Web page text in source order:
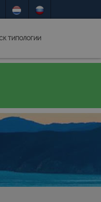
ТИПОЛОГИИ